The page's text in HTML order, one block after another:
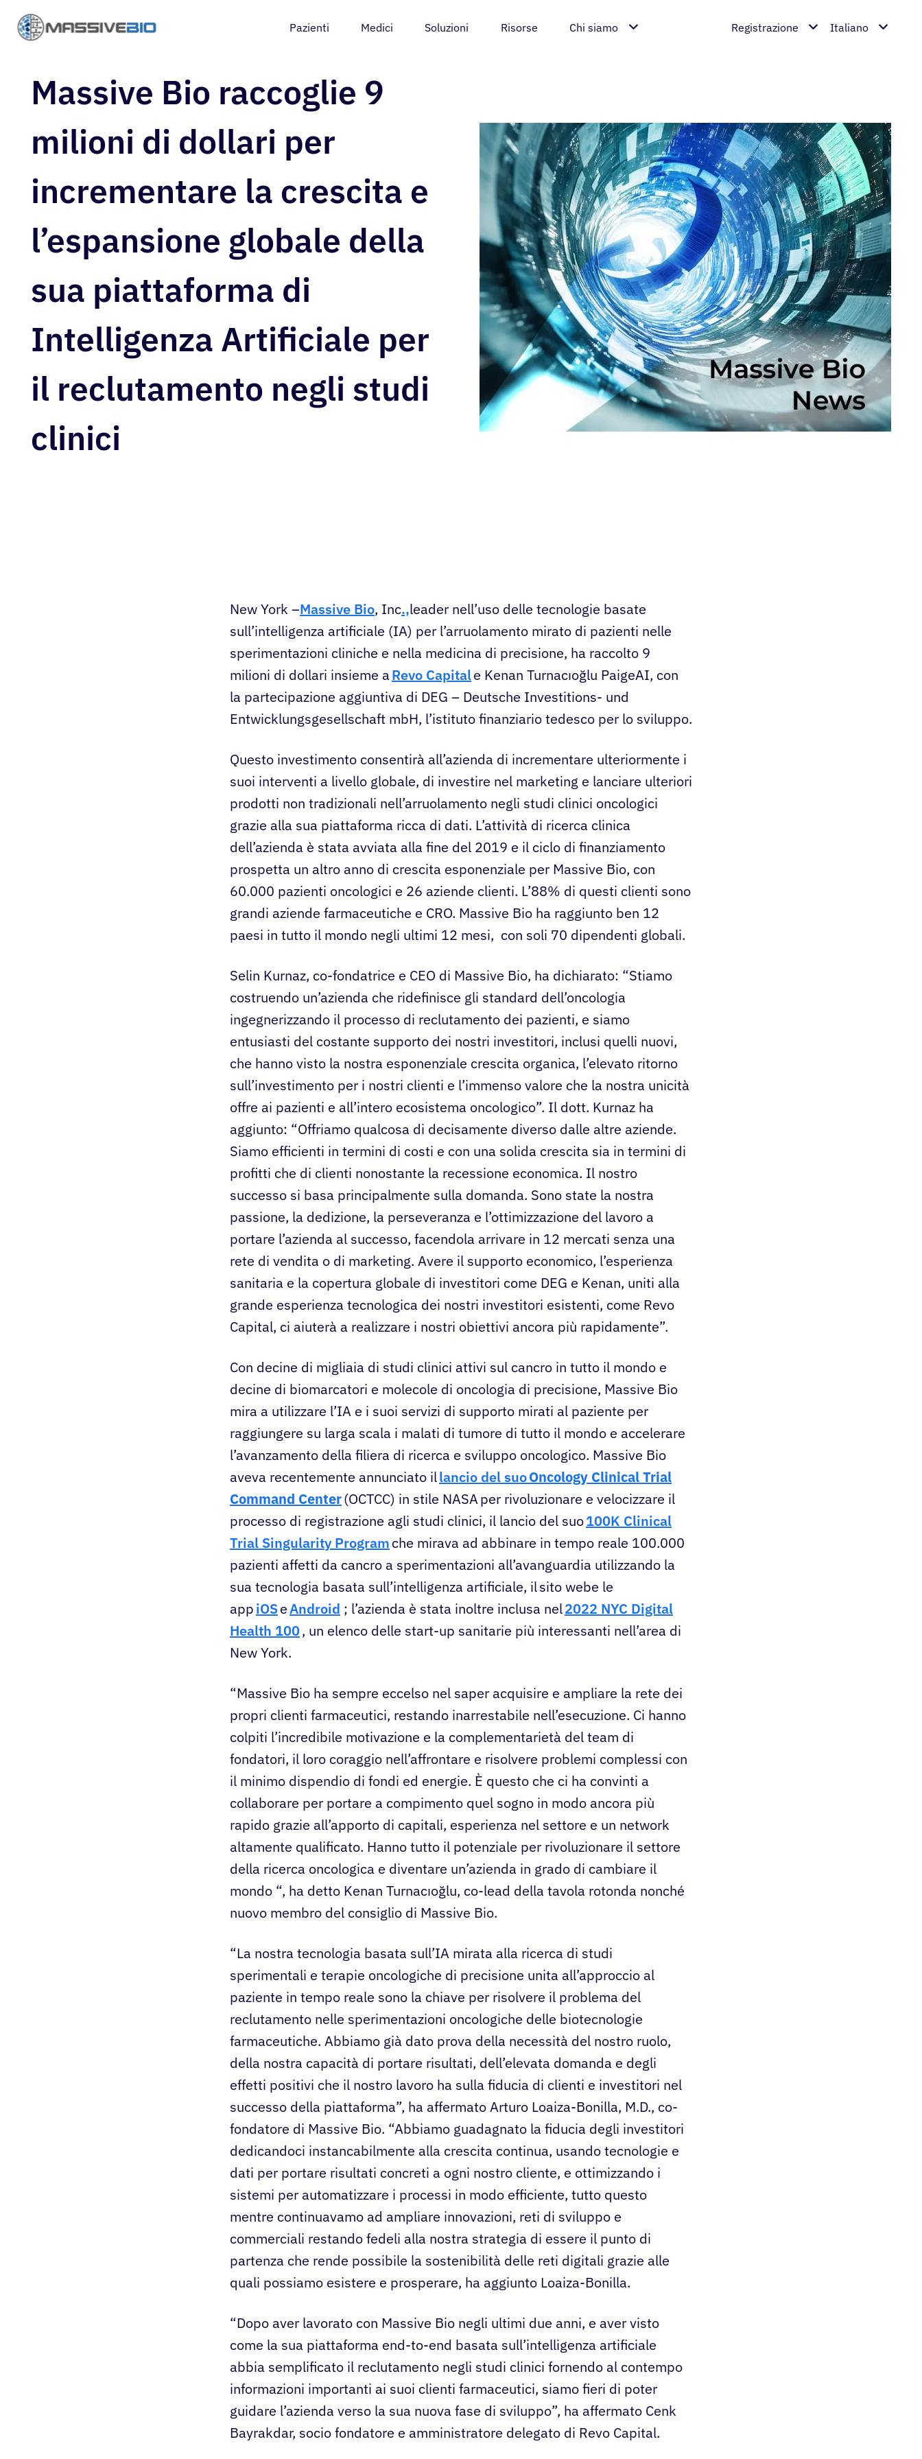
Pazienti Medici Soluzioni Risorse Chi siamo Registrazione Italiano
Massive Bio raccoglie 9
milioni di dollari per
incrementare la crescita e
l’espansione globale della
sua piattaforma di
Intelligenza Artificiale per
il reclutamento negli studi
clinici
New York –Massive Bio, Inc.,leader nell’uso delle tecnologie basate
sull’intelligenza artificiale (IA) per l’arruolamento mirato di pazienti nelle
sperimentazioni cliniche e nella medicina di precisione, ha raccolto 9
milioni di dollari insieme aRevo Capitale Kenan Turnacıoğlu PaigeAI, con
la partecipazione aggiuntiva di DEG – Deutsche Investitions- und
Entwicklungsgesellschaft mbH, l’istituto finanziario tedesco per lo sviluppo.
Questo investimento consentirà all’azienda di incrementare ulteriormente i
suoi interventi a livello globale, di investire nel marketing e lanciare ulteriori
prodotti non tradizionali nell’arruolamento negli studi clinici oncologici
grazie alla sua piattaforma ricca di dati. L’attività di ricerca clinica
dell’azienda è stata avviata alla fine del 2019 e il ciclo di finanziamento
prospetta un altro anno di crescita esponenziale per Massive Bio, con
60.000 pazienti oncologici e 26 aziende clienti. L’88% di questi clienti sono
grandi aziende farmaceutiche e CRO. Massive Bio ha raggiunto ben 12
paesi in tutto il mondo negli ultimi 12 mesi, con soli 70 dipendenti globali.
Selin Kurnaz, co-fondatrice e CEO di Massive Bio, ha dichiarato: “Stiamo
costruendo un’azienda che ridefinisce gli standard dell’oncologia
ingegnerizzando il processo di reclutamento dei pazienti, e siamo
entusiasti del costante supporto dei nostri investitori, inclusi quelli nuovi,
che hanno visto la nostra esponenziale crescita organica, l’elevato ritorno
sull’investimento per i nostri clienti e l’immenso valore che la nostra unicità
offre ai pazienti e all’intero ecosistema oncologico”. Il dott. Kurnaz ha
aggiunto: “Offriamo qualcosa di decisamente diverso dalle altre aziende.
Siamo efficienti in termini di costi e con una solida crescita sia in termini di
profitti che di clienti nonostante la recessione economica. Il nostro
successo si basa principalmente sulla domanda. Sono state la nostra
passione, la dedizione, la perseveranza e l’ottimizzazione del lavoro a
portare l’azienda al successo, facendola arrivare in 12 mercati senza una
rete di vendita o di marketing. Avere il supporto economico, l’esperienza
sanitaria e la copertura globale di investitori come DEG e Kenan, uniti alla
grande esperienza tecnologica dei nostri investitori esistenti, come Revo
Capital, ci aiuterà a realizzare i nostri obiettivi ancora più rapidamente”.
Con decine di migliaia di studi clinici attivi sul cancro in tutto il mondo e
decine di biomarcatori e molecole di oncologia di precisione, Massive Bio
mira a utilizzare l’IA e i suoi servizi di supporto mirati al paziente per
raggiungere su larga scala i malati di tumore di tutto il mondo e accelerare
l’avanzamento della filiera di ricerca e sviluppo oncologico. Massive Bio
aveva recentemente annunciato illancio del suoOncology Clinical Trial
Command Center(OCTCC) in stile NASAper rivoluzionare e velocizzare il
processo di registrazione agli studi clinici, il lancio del suo100K Clinical
Trial Singularity Programche mirava ad abbinare in tempo reale 100.000
pazienti affetti da cancro a sperimentazioni all’avanguardia utilizzando la
sua tecnologia basata sull’intelligenza artificiale, il sito webe le
appiOSeAndroid ; l’azienda è stata inoltre inclusa nel2022 NYC Digital
Health 100, un elenco delle start-up sanitarie più interessanti nell’area di
New York.
“Massive Bio ha sempre eccelso nel saper acquisire e ampliare la rete dei
propri clienti farmaceutici, restando inarrestabile nell’esecuzione. Ci hanno
colpiti l’incredibile motivazione e la complementarietà del team di
fondatori, il loro coraggio nell’affrontare e risolvere problemi complessi con
il minimo dispendio di fondi ed energie. È questo che ci ha convinti a
collaborare per portare a compimento quel sogno in modo ancora più
rapido grazie all’apporto di capitali, esperienza nel settore e un network
altamente qualificato. Hanno tutto il potenziale per rivoluzionare il settore
della ricerca oncologica e diventare un’azienda in grado di cambiare il
mondo “, ha detto Kenan Turnacıoğlu, co-lead della tavola rotonda nonché
nuovo membro del consiglio di Massive Bio.
“La nostra tecnologia basata sull’IA mirata alla ricerca di studi
sperimentali e terapie oncologiche di precisione unita all’approccio al
paziente in tempo reale sono la chiave per risolvere il problema del
reclutamento nelle sperimentazioni oncologiche delle biotecnologie
farmaceutiche. Abbiamo già dato prova della necessità del nostro ruolo,
della nostra capacità di portare risultati, dell’elevata domanda e degli
effetti positivi che il nostro lavoro ha sulla fiducia di clienti e investitori nel
successo della piattaforma”, ha affermato Arturo Loaiza-Bonilla, M.D., co-
fondatore di Massive Bio. “Abbiamo guadagnato la fiducia degli investitori
dedicandoci instancabilmente alla crescita continua, usando tecnologie e
dati per portare risultati concreti a ogni nostro cliente, e ottimizzando i
sistemi per automatizzare i processi in modo efficiente, tutto questo
mentre continuavamo ad ampliare innovazioni, reti di sviluppo e
commerciali restando fedeli alla nostra strategia di essere il punto di
partenza che rende possibile la sostenibilità delle reti digitali grazie alle
quali possiamo esistere e prosperare, ha aggiunto Loaiza-Bonilla.
“Dopo aver lavorato con Massive Bio negli ultimi due anni, e aver visto
come la sua piattaforma end-to-end basata sull’intelligenza artificiale
abbia semplificato il reclutamento negli studi clinici fornendo al contempo
informazioni importanti ai suoi clienti farmaceutici, siamo fieri di poter
guidare l’azienda verso la sua nuova fase di sviluppo”, ha affermato Cenk
Bayrakdar, socio fondatore e amministratore delegato di Revo Capital.